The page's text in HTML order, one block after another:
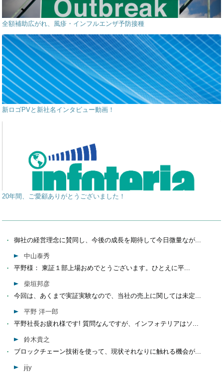
全額補助広がれ、風疹・インフルエンザ予防接種
新ロゴPVと新社名インタビュー動画！
20年間、ご愛顧ありがとうございました！
御社の経営理念に賛同し、今後の成長を期待して今日微量なが...
中山泰秀
平野様： 東証１部上場おめでとうございます。ひとえに平...
柴垣邦彦
今回は、あくまで実証実験なので、当社の売上に関しては未定...
平野 洋一郎
平野社長お疲れ様です! 質問なんですが、インフォテリアはソ...
鈴木貴之
ブロックチェーン技術を使って、現状それなりに触れる機会が...
jijy